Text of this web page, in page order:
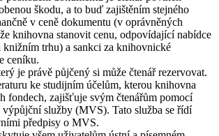
škodu, a to buď zajištěním stejného
v ceně dokumentu (v oprávněných
knihovna stanovit cenu, odpovídající nabídce
knižním trhu) a sankci za knihovnické
ceníku.
je právě půjčený si může čtenář rezervovat.
ke studijním účelům, kterou knihovna
fondech, zajišťuje svým čtenářům pomocí
služby (MVS). Tato služba se řídí
předpisy o MVS.